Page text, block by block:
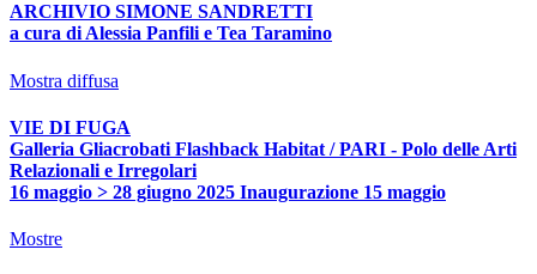
ARCHIVIO SIMONE SANDRETTI
a cura di Alessia Panfili e Tea Taramino
Mostra diffusa
VIE DI FUGA
Galleria Gliacrobati Flashback Habitat / PARI - Polo delle Arti
Relazionali e Irregolari
16 maggio > 28 giugno 2025 Inaugurazione 15 maggio
Mostre